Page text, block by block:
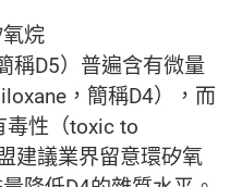
烷
稱D5）普遍含有微量
，簡稱D4），而
毒性（toxic to
建議業界留意環矽氧